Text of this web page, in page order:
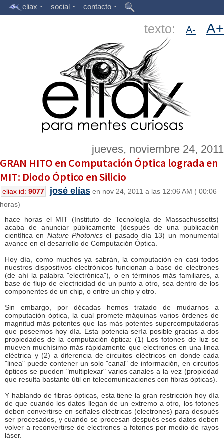
eliax social contacto
texto: A- A+
jueves, noviembre 24, 2011
GRAN HITO en Computación Óptica lograda en
MIT: Diodo Óptico en Silicio
eliax id: 9077 josé elías en nov 24, 2011 a las 12:06 AM ( 00:06
horas)
hace horas el MIT (Instituto de Tecnología de Massachussetts)
acaba de anunciar públicamente (después de una publicación
científica en Nature Photonics el pasado día 13) un monumental
avance en el desarrollo de Computación Óptica.
Hoy día, como muchos ya sabrán, la computación en casi todos
nuestros dispositivos electrónicos funcionan a base de electrones
(de ahí la palabra "electrónica"), o en términos más familiares, a
base de flujo de electricidad de un punto a otro, sea dentro de los
componentes de un chip, o entre un chip y otro.
Sin embargo, por décadas hemos tratado de mudarnos a
computación óptica, la cual promete máquinas varios órdenes de
magnitud más potentes que las más potentes supercomputadoras
que poseemos hoy día. Esta potencia sería posible gracias a dos
propiedades de la computación óptica: (1) Los fotones de luz se
mueven muchísimo más rápidamente que electrones en una linea
eléctrica y (2) a diferencia de circuitos eléctricos en donde cada
"linea" puede contener un solo "canal" de información, en circuitos
ópticos se pueden "multiplexar" varios canales a la vez (propiedad
que resulta bastante útil en telecomunicaciones con fibras ópticas).
Y hablando de fibras ópticas, esta tiene la gran restricción hoy día
de que cuando los datos llegan de un extremo a otro, los fotones
deben convertirse en señales eléctricas (electrones) para después
ser procesados, y cuando se procesan después esos datos deben
volver a reconvertirse de electrones a fotones por medio de rayos
láser.